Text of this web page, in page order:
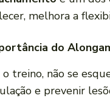
melhora a
do
treino, não se
e prevenir